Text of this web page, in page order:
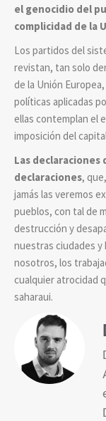
el genocidio del
complicidad de la
Los partidos del
revistan, tan solo
de la Unión
políticas aplicadas
ellas contemplan el
imposición del
Las declaraciones
declaraciones,
jamás las veremos
pueblos, con tal de
destrucción y
nuestras ciudades y
nosotros, los
cualquier atrocidad
saharaui.